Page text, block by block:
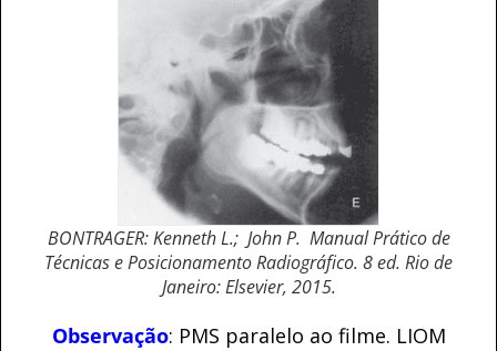
BONTRAGER: Kenneth L.; John P. Manual Prático de
Técnicas e Posicionamento Radiográfico. 8 ed. Rio de
Janeiro: Elsevier, 2015.
Observação: PMS paralelo ao filme. LIOM